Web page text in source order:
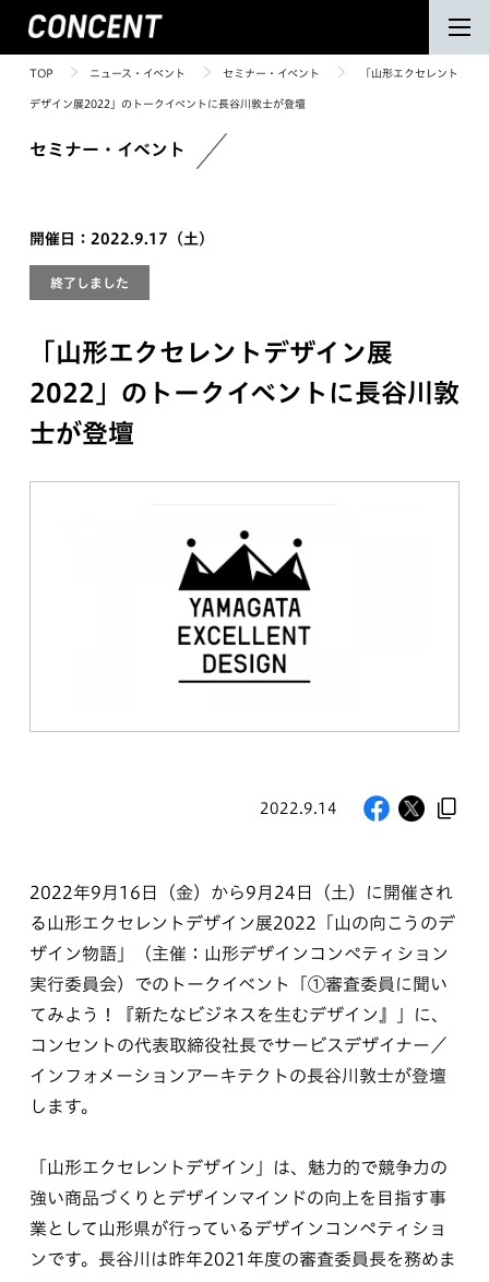
TOP ニュース・イベント セミナー・イベント 「山形エクセレント
デザイン展2022」のトークイベントに長谷川敦士が登壇
セミナー・イベント
開催日：2022.9.17（土）
終了しました
「山形エクセレントデザイン展
2022」のトークイベントに長谷川敦
士が登壇
2022.9.14
2022年9月16日（金）から9月24日（土）に開催され
る山形エクセレントデザイン展2022「山の向こうのデ
ザイン物語」（主催：山形デザインコンペティション
実行委員会）でのトークイベント「①審査委員に聞い
てみよう！『新たなビジネスを生むデザイン』」に、
コンセントの代表取締役社長でサービスデザイナー／
インフォメーションアーキテクトの長谷川敦士が登壇
します。
「山形エクセレントデザイン」は、魅力的で競争力の
強い商品づくりとデザインマインドの向上を目指す事
業として山形県が行っているデザインコンペティショ
ンです。長谷川は昨年2021年度の審査委員長を務めま